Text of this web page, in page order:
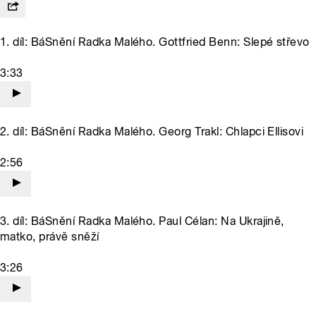
1. díl: BáSnění Radka Malého. Gottfried Benn: Slepé střevo
3:33
2. díl: BáSnění Radka Malého. Georg Trakl: Chlapci Ellisovi
2:56
3. díl: BáSnění Radka Malého. Paul Célan: Na Ukrajině,
matko, právě sněží
3:26